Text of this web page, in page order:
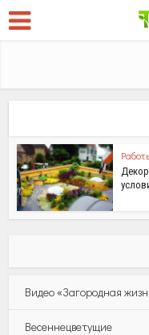
Видео «Загородная
Весеннецветущие